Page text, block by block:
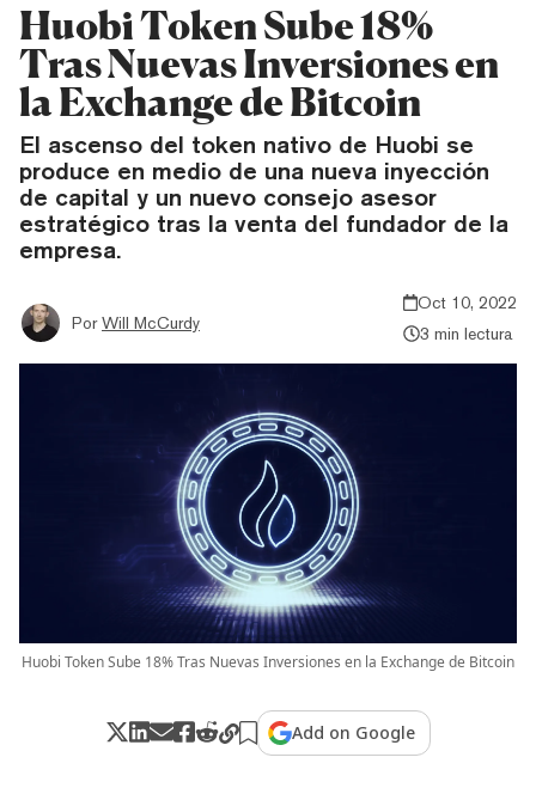
Huobi Token Sube 18%
Tras Nuevas Inversiones en
la Exchange de Bitcoin
El ascenso del token nativo de Huobi se
produce en medio de una nueva inyección
de capital y un nuevo consejo asesor
estratégico tras la venta del fundador de la
empresa.
Por Will McCurdy
Oct 10, 2022
3 min lectura
Huobi Token Sube 18% Tras Nuevas Inversiones en la Exchange de Bitcoin
Add on Google